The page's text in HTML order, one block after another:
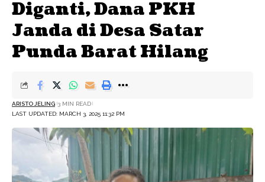
Diganti, Dana PKH
Janda di Desa Satar
Punda Barat Hilang
LAST UPDATED: MARCH 3, 2025 11:32 PM
ARISTO JELING 3 MIN READ